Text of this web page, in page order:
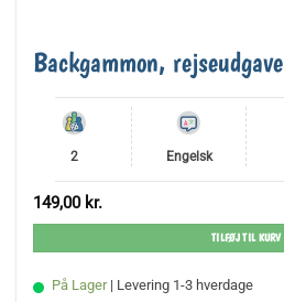
Backgammon, rejseudgave
2 Engelsk
149,00 kr.
TILFØJ TIL KURV
På Lager | Levering 1-3 hverdage